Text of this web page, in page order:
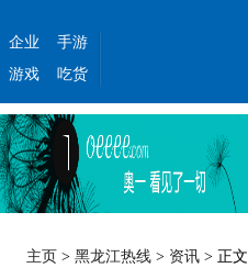
企业
手游
游戏
吃货
主页 >黑龙江热线 > 资讯 > 正文